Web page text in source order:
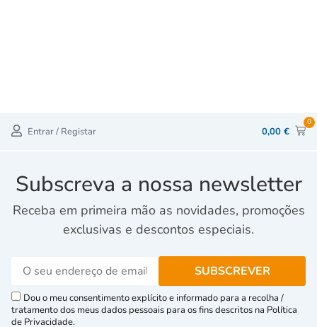
Entrar / Registar 0,00 €
0
Subscreva a nossa newsletter
Receba em primeira mão as novidades, promoções
exclusivas e descontos especiais.
Dou o meu consentimento explícito e informado para a recolha /
tratamento dos meus dados pessoais para os fins descritos na Política
de Privacidade.